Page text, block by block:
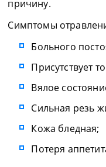
причину.
Симптомы
Больного
Присутствует
Вялое
Сильная резь
Кожа бледная;
Потеря